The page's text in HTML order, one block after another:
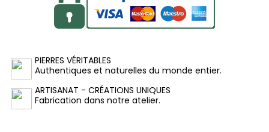
PIERRES VÉRITABLES
Authentiques et naturelles du monde entier.
ARTISANAT - CRÉATIONS UNIQUES
Fabrication dans notre atelier.